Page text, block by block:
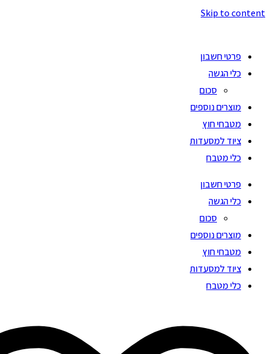
Skip to content
פרטי חשבון
כלי הגשה
סכום
מוצרים נוספים
מטבחי חוץ
ציוד למסעדות
כלי מטבח
פרטי חשבון
כלי הגשה
סכום
מוצרים נוספים
מטבחי חוץ
ציוד למסעדות
כלי מטבח